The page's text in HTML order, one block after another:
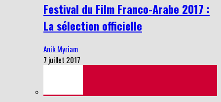
Festival du Film Franco-Arabe 2017 :
La sélection officielle
Anik Myriam
7 juillet 2017